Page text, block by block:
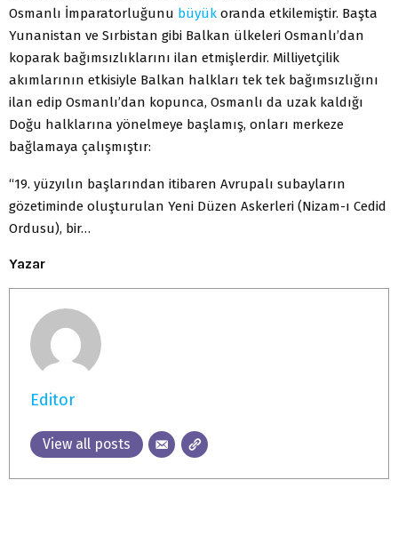
Osmanlı İmparatorluğunu büyük oranda etkilemiştir. Başta
Yunanistan ve Sırbistan gibi Balkan ülkeleri Osmanlı’dan
koparak bağımsızlıklarını ilan etmişlerdir. Milliyetçilik
akımlarının etkisiyle Balkan halkları tek tek bağımsızlığını
ilan edip Osmanlı’dan kopunca, Osmanlı da uzak kaldığı
Doğu halklarına yönelmeye başlamış, onları merkeze
bağlamaya çalışmıştır:
“19. yüzyılın başlarından itibaren Avrupalı subayların
gözetiminde oluşturulan Yeni Düzen Askerleri (Nizam-ı Cedid
Ordusu), bir…
Yazar
Editor
View all posts